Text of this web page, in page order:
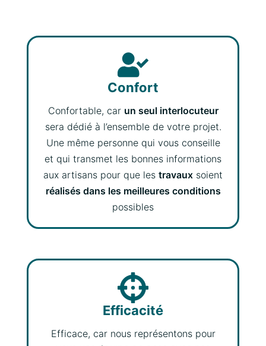
Confort
Confortable, car un seul interlocuteur
sera dédié à l’ensemble de votre projet.
Une même personne qui vous conseille
et qui transmet les bonnes informations
aux artisans pour que les travaux soient
réalisés dans les meilleures conditions
possibles
Efficacité
Efficace, car nous représentons pour